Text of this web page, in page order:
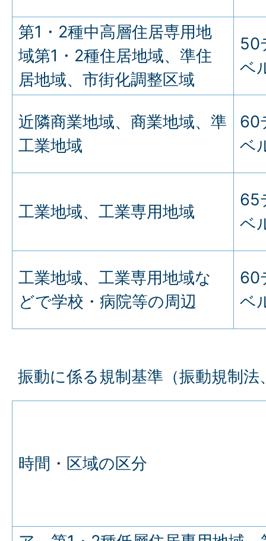
第1・2種中高層住居専用地
域第1・2種住居地域、準住
居地域、市街化調整区域
50
ベ
近隣商業地域、商業地域、準
工業地域
60
ベ
工業地域、工業専用地域
65
ベ
工業地域、工業専用地域な
どで学校・病院等の周辺
60
ベ
振動に係る規制基準（振動規制
時間・区域の区分